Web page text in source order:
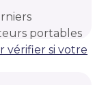
portables
vérifier si votre